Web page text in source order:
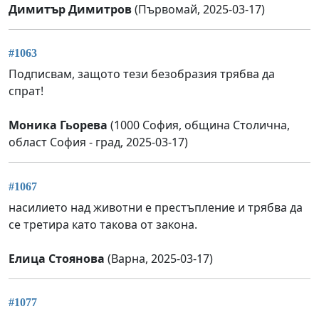
Димитър Димитров(Първомай, 2025-03-17)
#1063
Подписвам, защото тези безобразия трябва да
спрат!
Моника Гьорева (1000 София, община Столична,
област София - град, 2025-03-17)
#1067
насилието над животни е престъпление и трябва да
се третира като такова от закона.
Елица Стоянова (Варна, 2025-03-17)
#1077